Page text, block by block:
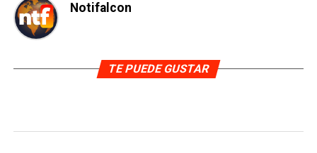
Notifalcon
TE PUEDE GUSTAR